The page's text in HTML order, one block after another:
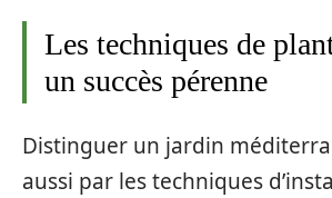
Les techniques de
un succès pérenne
Distinguer un jardin
aussi par les techniques